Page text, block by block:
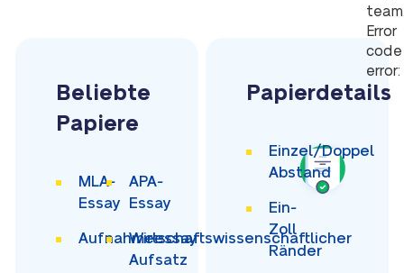
Error
code
error:
Beliebte
Papiere
MLA-
Essay
APA-
Essay
Aufnahmeessay
Wirtschaftswissenschaftlicher
Aufsatz
Papierdetails
Einzel/Doppel
Abstand
Ein-
Zoll
Ränder